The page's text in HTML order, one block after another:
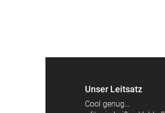
Unser Leitsatz
Cool genug…